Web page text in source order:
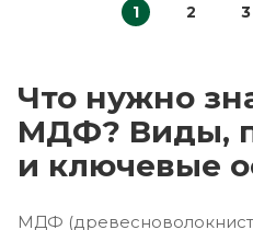
1 2 3
Что нужно
МДФ? Виды,
и ключевые
МДФ